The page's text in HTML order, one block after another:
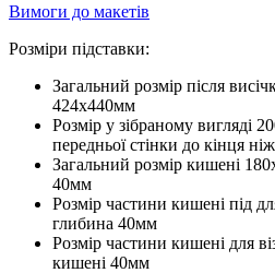
Вимоги до макетів
Розміри підставки:
Загальний розмір після
424х440мм
Розмір у зібраному вигляді
передньої стінки до кінця
Загальний розмір кишені
40мм
Розмір частини кишені під
глибина 40мм
Розмір частини кишені для
кишені 40мм